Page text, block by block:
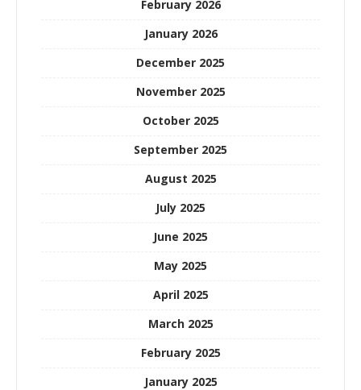
February 2026
January 2026
December 2025
November 2025
October 2025
September 2025
August 2025
July 2025
June 2025
May 2025
April 2025
March 2025
February 2025
January 2025